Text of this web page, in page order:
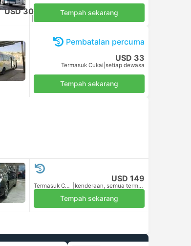
USD 30 Tempah sekarang
Pembatalan percuma
USD 33
Termasuk Cukai setiap dewasa
Tempah sekarang
USD 149
Termasuk Cukai kenderaan, semua termasuk
Tempah sekarang